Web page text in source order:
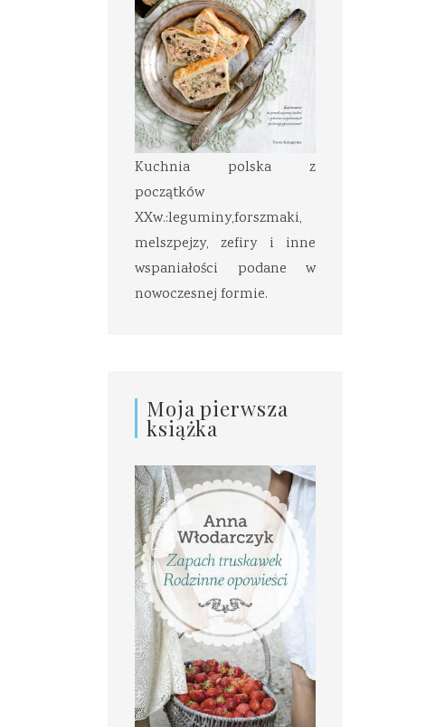
Kuchnia polska z
początków
XXw.:leguminy,forszmaki,
melszpejzy, zefiry i inne
wspaniałości podane w
nowoczesnej formie.
Moja pierwsza
książka